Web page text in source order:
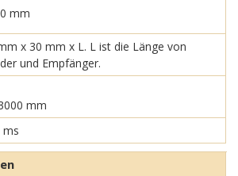
mm
x 30 mm x L. L ist die Länge von
und Empfänger.
mm
ms